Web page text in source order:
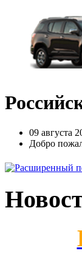
09 августа
Добро